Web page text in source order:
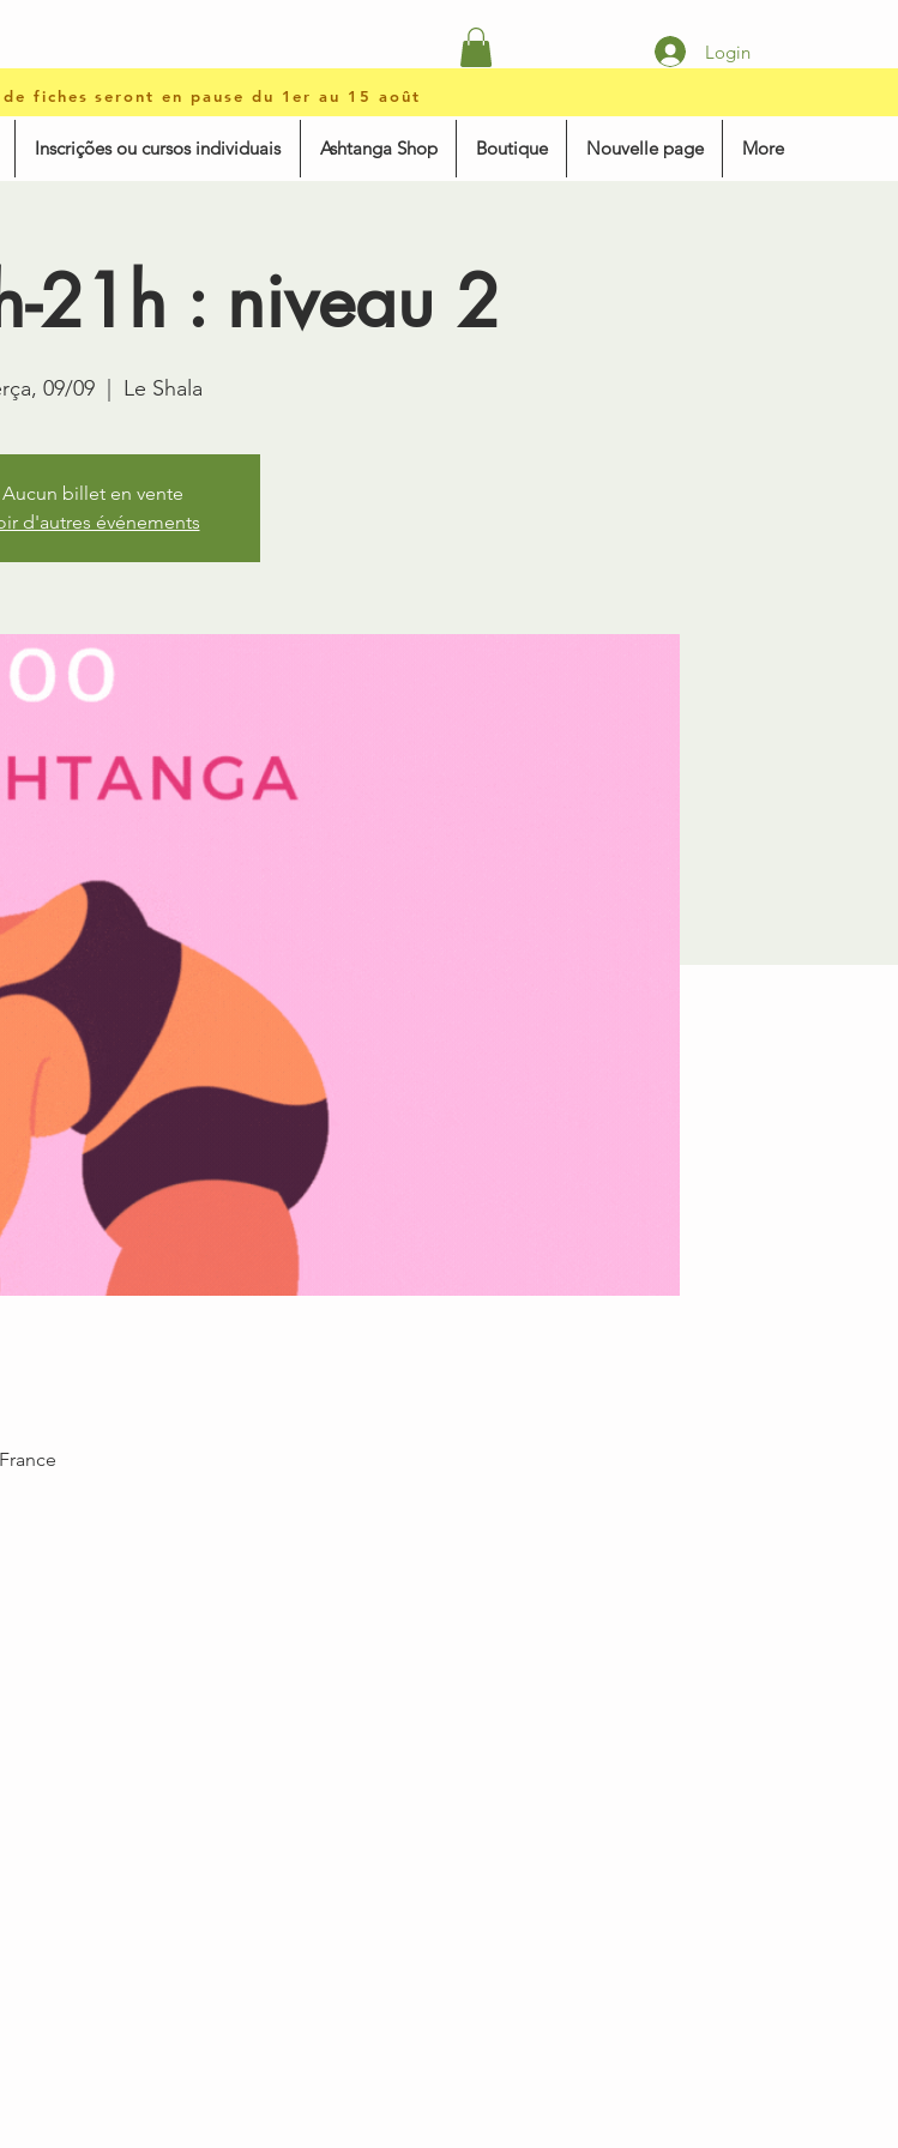
Login
fiches seront en pause du 1er au 15 août
Inscrições ou cursos individuais Ashtanga Shop Boutique Nouvelle page More
21h : niveau 2
09/09
  |
Le Shala
Aucun billet en vente
d'autres événements